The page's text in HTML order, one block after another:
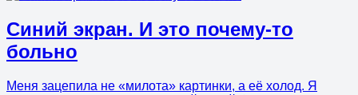
Синий экран. И это почему-то
больно
Меня зацепила не «милота» картинки, а её холод. Я